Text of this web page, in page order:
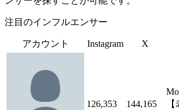
注目のインフルエンサー
アカウント Instagram X
126,353 144,165